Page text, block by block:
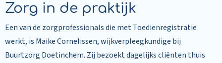
Zorg in de praktijk
Een van de zorgprofessionals die met Toedienregistratie
werkt, is Maike Cornelissen, wijkverpleegkundige bij
Buurtzorg Doetinchem. Zij bezoekt dagelijks cliënten thuis